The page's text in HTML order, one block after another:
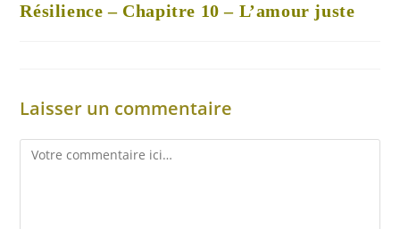
Résilience – Chapitre 10 – L’amour juste
Laisser un commentaire